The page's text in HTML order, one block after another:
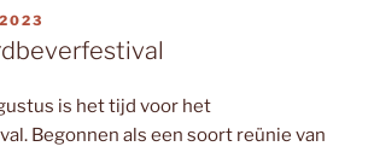
is het tijd voor het
Begonnen als een soort reünie van